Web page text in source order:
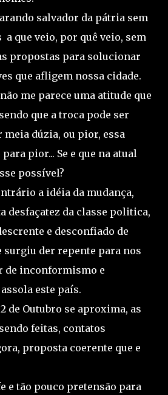
salvador da pátria sem
que veio, por quê veio, sem
propostas para solucionar
que afligem nossa cidade.
me parece uma atitude que
que a troca pode ser
meia dúzia, ou pior, essa
pior... Se e que na atual
possível?
a idéia da mudança,
desfaçatez da classe politica,
e desconfiado de
surgiu der repente para nos
de inconformismo e
este país.
de Outubro se aproxima, as
feitas, contatos
proposta coerente que e
e tão pouco pretensão para